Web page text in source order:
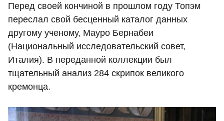
Перед своей кончиной в прошлом году Топэм
переслал свой бесценный каталог данных
другому ученому, Мауро Бернабеи
(Национальный исследовательский совет,
Италия). В переданной коллекции был
тщательный анализ 284 скрипок великого
кремонца.